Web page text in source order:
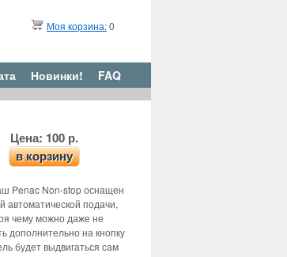
Моя корзина:0
Новинки! FAQ
Цена: 100 р.
в корзину
Penac Non-stop оснащен
автоматической подачи,
чему можно даже не
дополнительно на кнопку
будет выдвигаться сам